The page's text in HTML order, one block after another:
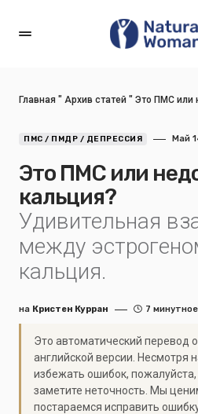
Главная " Архив статей " Это ПМС или
ПМС / ПМДР / ДЕПРЕССИЯ Май
Это ПМС или
кальция?
Удивительная
между
кальция.
на Кристен Курран 7
Это автоматический перевод
английской версии. Несмотря
избежать ошибок,
заметите неточность. Мы
постараемся исправить